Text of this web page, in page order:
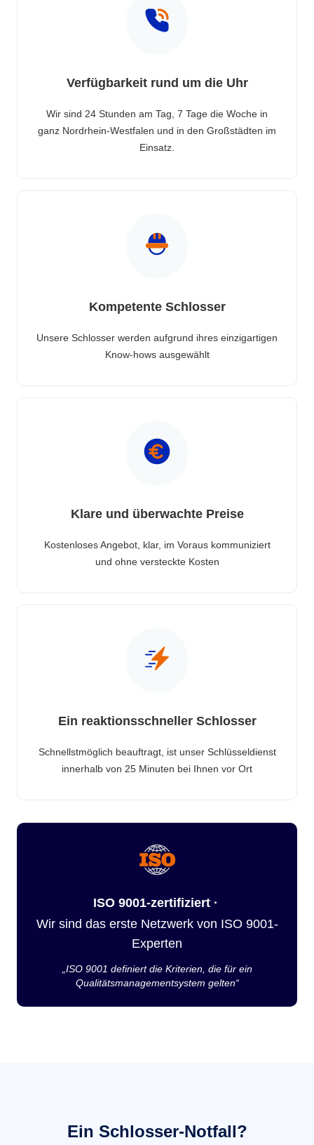
Verfügbarkeit rund um die Uhr
Wir sind 24 Stunden am Tag, 7 Tage die Woche in
ganz Nordrhein-Westfalen und in den Großstädten im
Einsatz.
Kompetente Schlosser
Unsere Schlosser werden aufgrund ihres einzigartigen
Know-hows ausgewählt
Klare und überwachte Preise
Kostenloses Angebot, klar, im Voraus kommuniziert
und ohne versteckte Kosten
Ein reaktionsschneller Schlosser
Schnellstmöglich beauftragt, ist unser Schlüsseldienst
innerhalb von 25 Minuten bei Ihnen vor Ort
ISO 9001-zertifiziert ·
Wir sind das erste Netzwerk von ISO 9001-
Experten
„ISO 9001 definiert die Kriterien, die für ein
Qualitätsmanagementsystem gelten“
Ein Schlosser-Notfall?